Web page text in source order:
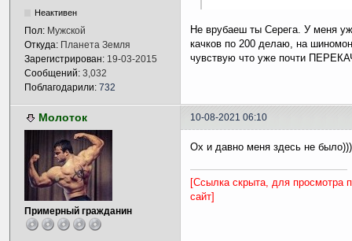
Неактивен
Пол: Мужской
Откуда: Планета Земля
Зарегистрирован: 19-03-2015
Сообщений: 3,032
Поблагодарили: 732
Не врубаеш ты Серега. У меня
качков по 200 делаю, на
чувствую что уже почти
Молоток 10-08-2021 06:10
Примерный гражданин
Ох и давно меня здесь не
[Ссылка скрыта, для просмотра
сайт]